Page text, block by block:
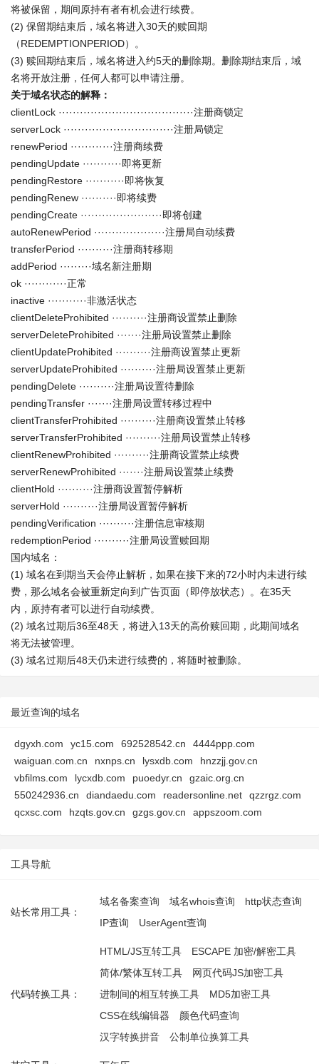
将被保留，期间原持有者有机会进行续费。
(2) 保留期结束后，域名将进入30天的赎回期
（REDEMPTIONPERIOD）。
(3) 赎回期结束后，域名将进入约5天的删除期。删除期结束后，域
名将开放注册，任何人都可以申请注册。
关于域名状态的解释：
clientLock ······································注册商锁定
serverLock ·······························注册局锁定
renewPeriod ············注册商续费
pendingUpdate ···········即将更新
pendingRestore ···········即将恢复
pendingRenew ··········即将续费
pendingCreate ·······················即将创建
autoRenewPeriod ····················注册局自动续费
transferPeriod ··········注册商转移期
addPeriod ·········域名新注册期
ok ············正常
inactive ···········非激活状态
clientDeleteProhibited ··········注册商设置禁止删除
serverDeleteProhibited ·······注册局设置禁止删除
clientUpdateProhibited ··········注册商设置禁止更新
serverUpdateProhibited ··········注册局设置禁止更新
pendingDelete ··········注册局设置待删除
pendingTransfer ·······注册局设置转移过程中
clientTransferProhibited ··········注册商设置禁止转移
serverTransferProhibited ··········注册局设置禁止转移
clientRenewProhibited ··········注册商设置禁止续费
serverRenewProhibited ·······注册局设置禁止续费
clientHold ··········注册商设置暂停解析
serverHold ··········注册局设置暂停解析
pendingVerification ··········注册信息审核期
redemptionPeriod ··········注册局设置赎回期
国内域名：
(1) 域名在到期当天会停止解析，如果在接下来的72小时内未进行续
费，那么域名会被重新定向到广告页面（即停放状态）。在35天
内，原持有者可以进行自动续费。
(2) 域名过期后36至48天，将进入13天的高价赎回期，此期间域名
将无法被管理。
(3) 域名过期后48天仍未进行续费的，将随时被删除。
最近查询的域名
dgyxh.com yc15.com 692528542.cn
4444ppp.com
waiguan.com.cn
nxnps.cn lysxdb.com
hnzzjj.gov.cn
vbfilms.com
lycxdb.com puoedyr.cn
gzaic.org.cn
550242936.cn
diandaedu.com readersonline.net
qzzrgz.com
qcxsc.com
hzqts.gov.cn gzgs.gov.cn appszoom.com
工具导航
站长常用工具：
域名备案查询 域名whois查询
http状态查询
IP查询
UserAgent查询
代码转换工具：
HTML/JS互转工具
ESCAPE 加密/解密工具
简体/繁体互转工具
网页代码JS加密工具
进制间的相互转换工具
MD5加密工具
CSS在线编辑器
颜色代码查询
汉字转换拼音
公制单位换算工具